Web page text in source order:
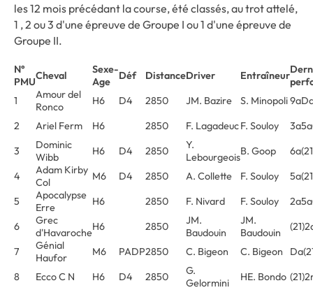
les 12 mois précédant la course, été classés, au trot attelé,
1 , 2 ou 3 d'une épreuve de Groupe I ou 1 d'une épreuve de
Groupe II.
N°
PMUCheval
Sexe-
Age
Déf DistanceDriver Entraîneur
1
Amour del
Ronco
H6 D4 2850 JM. Bazire S. Minopoli
2
Ariel Ferm H6 2850 F. LagadeucF. Souloy
3
Dominic
Wibb
H6 D4 2850
Y.
LebourgeoisB. Goop
4
Adam Kirby
Col
M6 D4 2850 A. Collette F. Souloy
5
Apocalypse
Erre
H6 2850 F. Nivard F. Souloy
6
Grec
d'HavarocheH6 2850
JM.
Baudouin
JM.
Baudouin
7
Génial
Haufor
M6 PADP2850 C. Bigeon C. Bigeon
8
Ecco C N H6 D4 2850
G.
Gelormini
HE. Bondo